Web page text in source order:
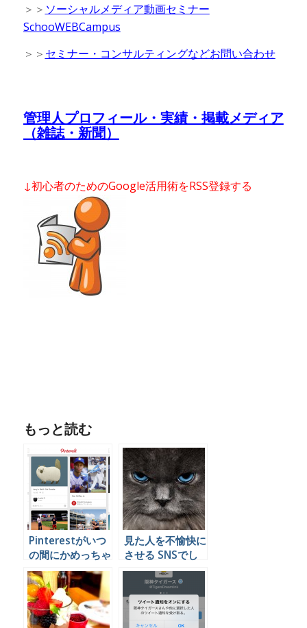
＞＞ ソーシャルメディア動画セミナー
SchooWEBCampus
＞＞ セミナー・コンサルティングなどお問い合わせ
管理人プロフィール・実績・掲載メディア
（雑誌・新聞）
↓初心者のためのGoogle活用術をRSS登録する
もっと読む
Pinterestがいつ
の間にかめっちゃ
使えるメディアに
なっていた
見た人を不愉快に
させる SNSでし
てはいけない投稿